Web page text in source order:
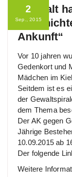
2
Sep., 2015
„Gewalt
Ankunft“
Vor 10 jahren
Gedenkort und
Mädchen im
Seitdem ist es
der
dem Thema
Der AK gegen
Jährige
10.09.2015 ab
Der folgende
Weitere